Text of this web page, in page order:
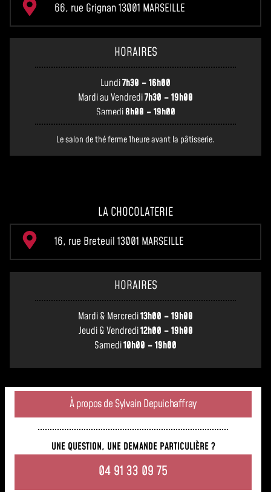
66, rue Grignan 13001 MARSEILLE
HORAIRES
Lundi7h30 – 16h00
Mardi au Vendredi7h30 – 19h00
Samedi8h00 – 19h00
Le salon de thé ferme 1heure avant la pâtisserie.
LA CHOCOLATERIE
16, rue Breteuil 13001 MARSEILLE
HORAIRES
Mardi & Mercredi13h00 – 19h00
Jeudi & Vendredi12h00 – 19h00
Samedi10h00 – 19h00
À propos de Sylvain Depuichaffray
UNE QUESTION, UNE DEMANDE PARTICULIÈRE ?
04 91 33 09 75